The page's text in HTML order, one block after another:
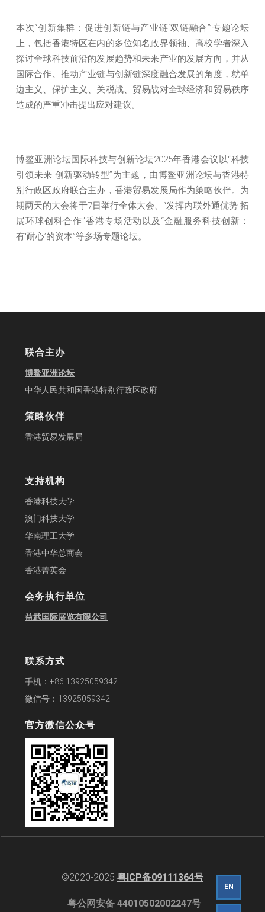
EN
本次“创新集群：促进创新链与产业链‘双链融合’”专题论坛
上，包括香港特区在内的多位知名政界领袖、高校学者深入
探讨全球科技前沿的发展趋势和未来产业的发展方向，并从
国际合作、推动产业链与创新链深度融合发展的角度，就单
边主义、保护主义、关税战、贸易战对全球经济和贸易秩序
造成的严重冲击提出应对建议。
博鳌亚洲论坛国际科技与创新论坛2025年香港会议以“科技
引领未来 创新驱动转型”为主题，由博鳌亚洲论坛与香港特
别行政区政府联合主办，香港贸易发展局作为策略伙伴。为
期两天的大会将于7日举行全体大会、“发挥内联外通优势 拓
展环球创科合作”香港专场活动以及“金融服务科技创新：
有‘耐心’的资本”等多场专题论坛。
联合主办
博鳌亚洲论坛
中华人民共和国香港特别行政区政府
策略伙伴
香港贸易发展局
支持机构
香港科技大学
澳门科技大学
华南理工大学
香港中华总商会
香港菁英会
会务执行单位
益武国际展览有限公司
联系方式
手机：+86 13925059342
微信号：13925059342
官方微信公众号
©2020-2025 粤ICP备09111364号
粤公网安备 44010502002247号